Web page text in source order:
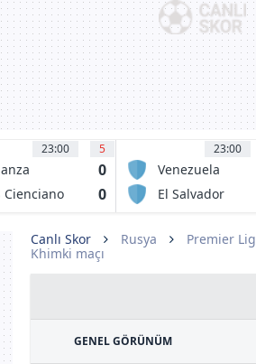
23:00 5
0
Cienciano 0
23:00
Venezuela
El Salvador
Canlı Skor Rusya Premier Lig
Khimki maçı
GENEL GÖRÜNÜM